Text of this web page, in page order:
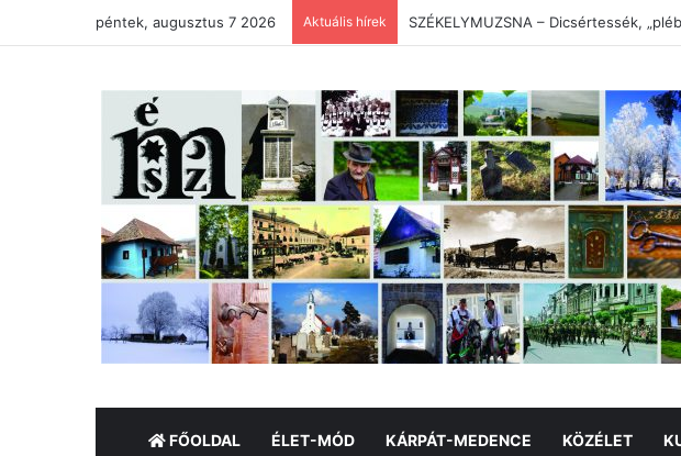
péntek, augusztus 7 2026 Aktuális hírek SZÉKELYMUZSNA – Dicsértessék,
FŐOLDAL ÉLET-MÓD KÁRPÁT-MEDENCE KÖZÉLET